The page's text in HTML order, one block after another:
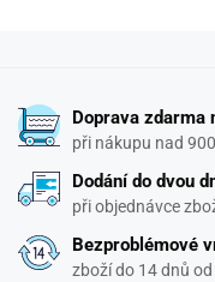
Doprava zdarma
při nákupu nad
Dodání do dvou
při objednávce
Bezproblémové
zboží do 14 dnů